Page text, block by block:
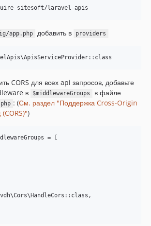
app.php добавить в providers
CORS для всех api запросов, добавьте
в $middlewareGroups в файле
: (См. раздел "Поддержка Cross-Origin
)
= [